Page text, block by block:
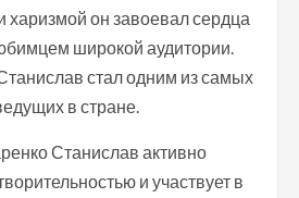
он завоевал сердца
широкой аудитории.
стал одним из самых
в стране.
Станислав активно
и участвует в